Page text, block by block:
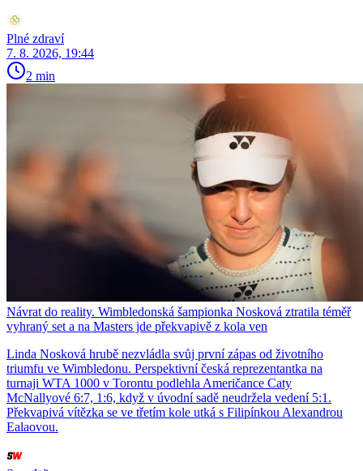
Plné zdraví
7. 8. 2026, 19:44
2 min
Návrat do reality. Wimbledonská šampionka Nosková ztratila téměř
vyhraný set a na Masters jde překvapivě z kola ven
Linda Nosková hrubě nezvládla svůj první zápas od životního
triumfu ve Wimbledonu. Perspektivní česká reprezentantka na
turnaji WTA 1000 v Torontu podlehla Američance Caty
McNallyové 6:7, 1:6, když v úvodní sadě neudržela vedení 5:1.
Překvapivá vítězka se ve třetím kole utká s Filipínkou Alexandrou
Ealaovou.